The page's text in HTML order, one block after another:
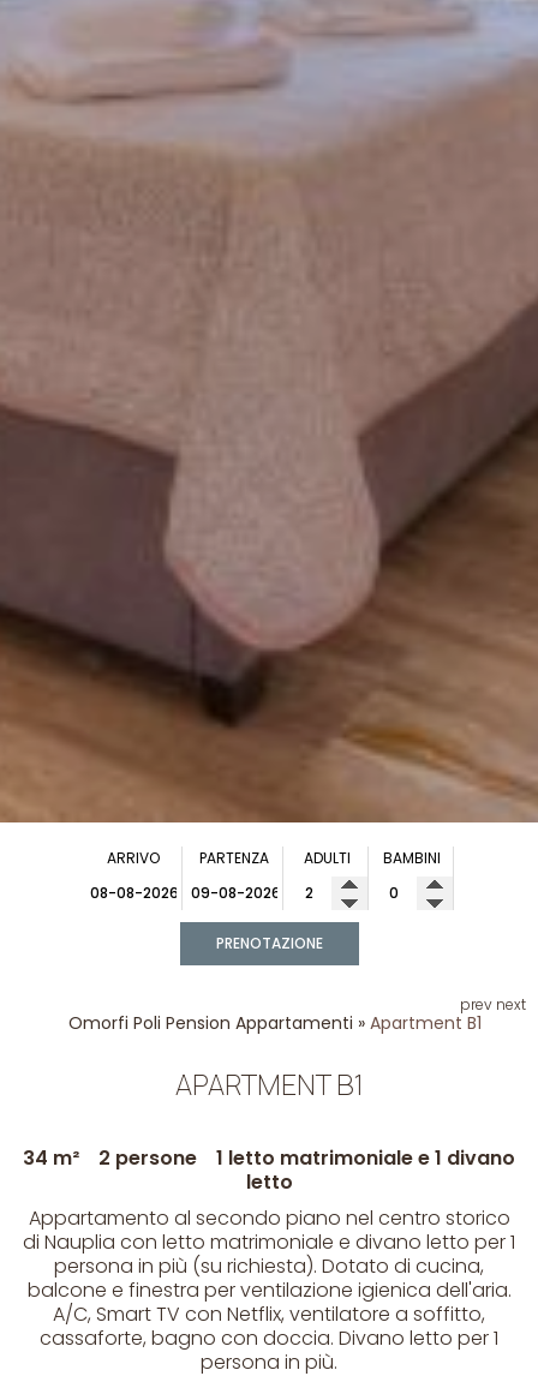
ARRIVO PARTENZA ADULTI BAMBINI
PRENOTAZIONE
Omorfi Poli Pension Appartamenti » Apartment B1
APARTMENT B1
prev next
34 m² 2 persone 1 letto matrimoniale e 1 divano
letto
Appartamento al secondo piano nel centro storico
di Nauplia con letto matrimoniale e divano letto per 1
persona in più (su richiesta). Dotato di cucina,
balcone e finestra per ventilazione igienica dell'aria.
A/C, Smart TV con Netflix, ventilatore a soffitto,
cassaforte, bagno con doccia. Divano letto per 1
persona in più.